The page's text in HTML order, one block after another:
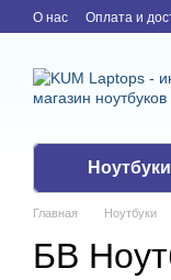
Перейти к
О нас Оплата и
Ноутбуки
Главная Ноутбуки
БВ